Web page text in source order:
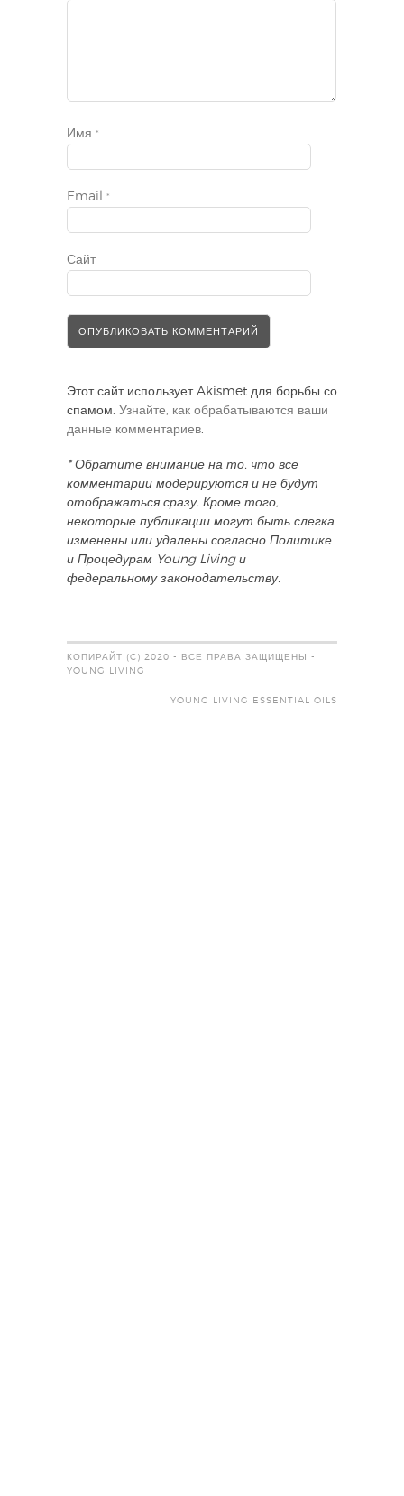
Имя *
Email *
Сайт
Этот сайт использует Akismet для борьбы со
спамом. Узнайте, как обрабатываются ваши
данные комментариев.
* Обратите внимание на то, что все
комментарии модерируются и не будут
отображаться сразу. Кроме того,
некоторые публикации могут быть слегка
изменены или удалены согласно Политике
и Процедурам Young Living и
федеральному законодательству.
КОПИРАЙТ (C) 2020 - ВСЕ ПРАВА ЗАЩИЩЕНЫ -
YOUNG LIVING
YOUNG LIVING ESSENTIAL OILS